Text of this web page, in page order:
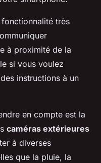
fonctionnalité très
à proximité de la
si vous voulez
instructions à un
en compte est la
caméras extérieures
à diverses
que la pluie, la